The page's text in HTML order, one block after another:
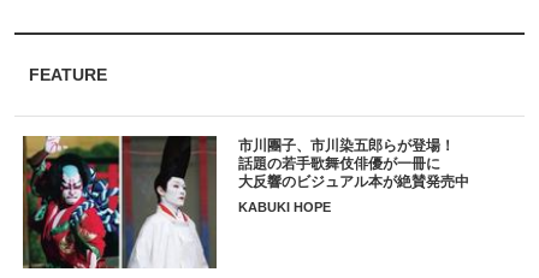
FEATURE
市川團子、市川染五郎らが登場！
話題の若手歌舞伎俳優が一冊に
大反響のビジュアル本が絶賛発売中
KABUKI HOPE